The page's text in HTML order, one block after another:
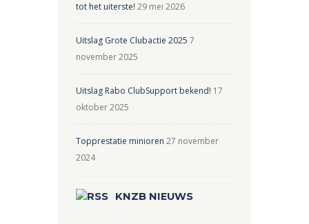
tot het uiterste! 29 mei 2026
Uitslag Grote Clubactie 2025 7
november 2025
Uitslag Rabo ClubSupport bekend! 17
oktober 2025
Topprestatie minioren 27 november
2024
KNZB NIEUWS